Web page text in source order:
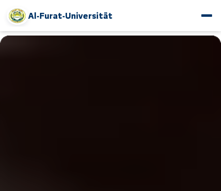
Al-Furat-Universität
www.alfuratuniv.edu.sy